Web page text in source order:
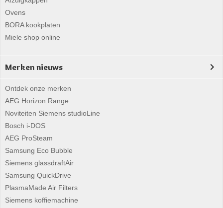
Ovens
BORA kookplaten
Miele shop online
Merken nieuws
Ontdek onze merken
AEG Horizon Range
Noviteiten Siemens studioLine
Bosch i-DOS
AEG ProSteam
Samsung Eco Bubble
Siemens glassdraftAir
Samsung QuickDrive
PlasmaMade Air Filters
Siemens koffiemachine